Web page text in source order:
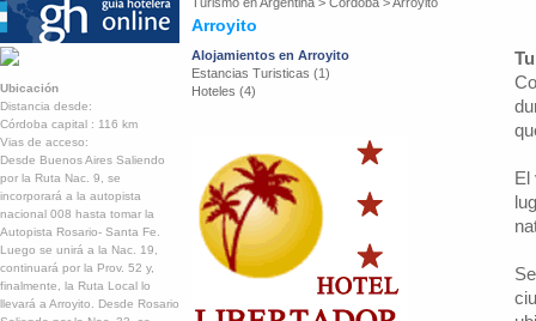
Arroyito
Ubicación
Distancia desde:
Córdoba capital : 116 km
Vias de acceso:
Desde Buenos Aires Saliendo
por la Ruta Nac. 9, se
incorporará a la autopista
nacional 008 hasta tomar la
Autopista Rosario- Santa Fe.
Luego se unirá a la Nac. 19,
continuará por la Prov. 52 y,
finalmente, la Ruta Local lo
llevará a Arroyito. Desde Rosario
Alojamientos en Arroyito
Estancias Turisticas (1)
Hoteles (4)
El